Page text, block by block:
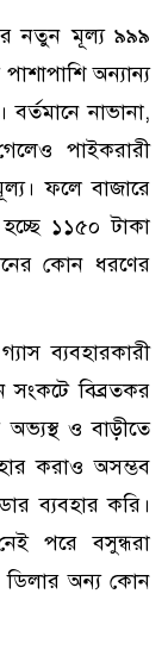
নতুন মূল্য ৯৯৯
অন্যান্য
বর্তমানে নাভানা,
পাইকরারী
ফলে বাজারে
১১৫০ টাকা
কোন ধরণের
ব্যবহারকারী
বিব্রতকর
অভ্যস্থ ও বাড়ীতে
করাও অসম্ভব
ব্যবহার করি।
পরে বসুন্ধরা
ডিলার অন্য কোন